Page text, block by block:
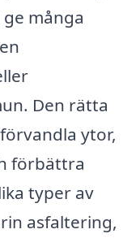
ge många
Den rätta
ytor,
förbättra
typer av
asfaltering,